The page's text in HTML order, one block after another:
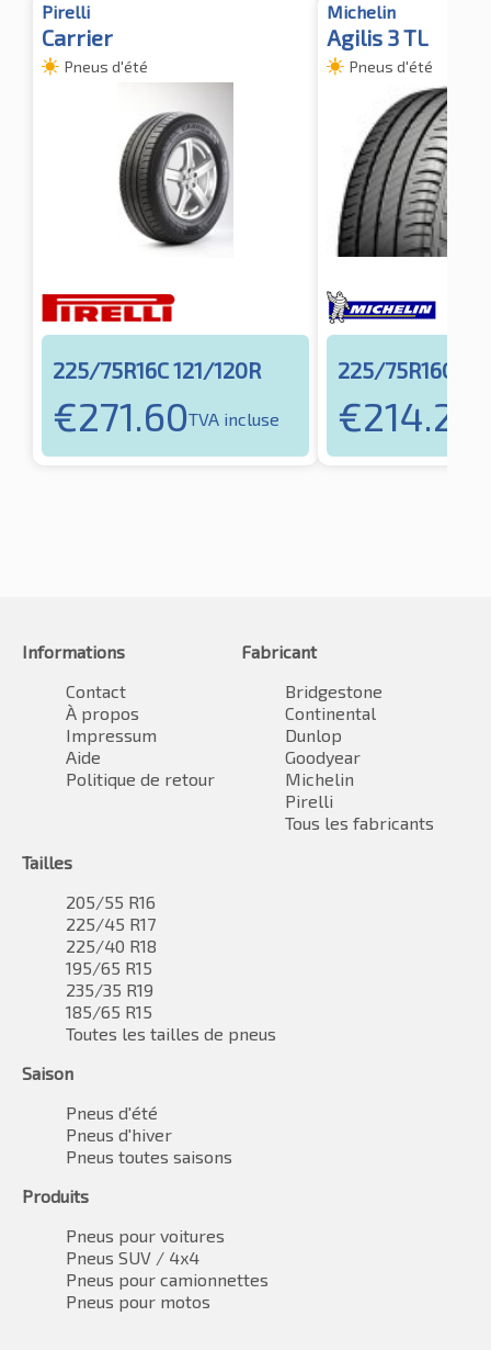
Pirelli
Carrier
Pneus d'été
225/75R16C 121/120R
€271.60TVA incluse
Michelin
Agilis 3 TL
Pneus d'été
225/75R16C
€214.21
Informations
Contact
À propos
Impressum
Aide
Politique de retour
Fabricant
Bridgestone
Continental
Dunlop
Goodyear
Michelin
Pirelli
Tous les fabricants
Tailles
205/55 R16
225/45 R17
225/40 R18
195/65 R15
235/35 R19
185/65 R15
Toutes les tailles de pneus
Saison
Pneus d'été
Pneus d'hiver
Pneus toutes saisons
Produits
Pneus pour voitures
Pneus SUV / 4x4
Pneus pour camionnettes
Pneus pour motos